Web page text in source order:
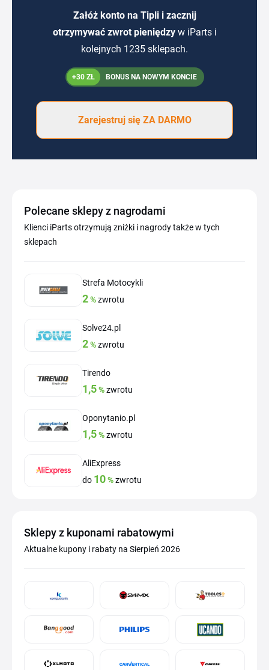
Załóż konto na Tipli i zacznij
otrzymywać zwrot pieniędzy w iParts i
kolejnych 1235 sklepach.
+30 ZŁ BONUS NA NOWYM KONCIE
Zarejestruj się ZA DARMO
Polecane sklepy z nagrodami
Klienci iParts otrzymują zniżki i nagrody także w tych
sklepach
Strefa Motocykli
2%zwrotu
Solve24.pl
2%zwrotu
Tirendo
1,5%zwrotu
Oponytanio.pl
1,5%zwrotu
AliExpress
do 10%zwrotu
Sklepy z kuponami rabatowymi
Aktualne kupony i rabaty na Sierpień 2026